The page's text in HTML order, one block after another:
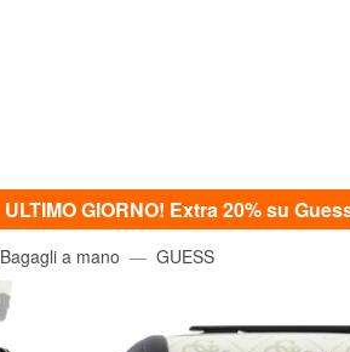
ULTIMO GIORNO! Extra 20% su
Bagagli a mano GUESS